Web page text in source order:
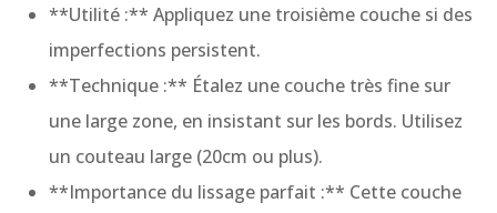
**Utilité :** Appliquez une troisième couche si des
imperfections persistent.
**Technique :** Étalez une couche très fine sur
une large zone, en insistant sur les bords. Utilisez
un couteau large (20cm ou plus).
**Importance du lissage parfait :** Cette couche